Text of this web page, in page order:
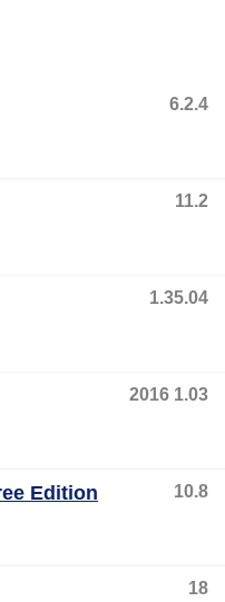
6.2.4
11.2
1.35.04
2016 1.03
Edition
10.8
18